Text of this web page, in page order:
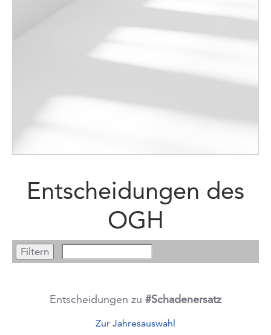
Entscheidungen des
OGH
Entscheidungen zu #Schadenersatz
Zur Jahresauswahl